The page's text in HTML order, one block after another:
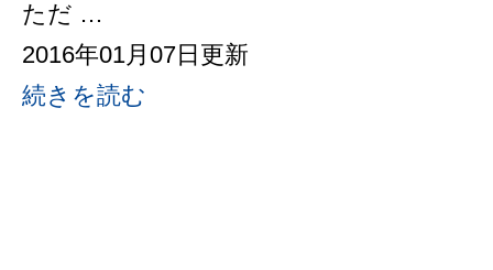
ただ …
2016年01月07日更新
続きを読む